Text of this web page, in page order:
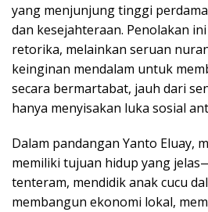
yang menjunjung tinggi
dan kesejahteraan. Penolakan
retorika, melainkan seruan
keinginan mendalam untuk
secara bermartabat, jauh dari
hanya menyisakan luka sosial
Dalam pandangan Yanto Eluay,
memiliki tujuan hidup yang
tenteram, mendidik anak cucu
membangun ekonomi lokal,